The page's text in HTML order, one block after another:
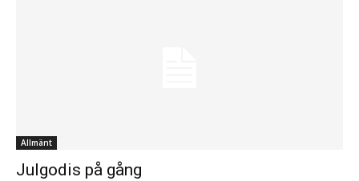
Allmänt
Julgodis på gång